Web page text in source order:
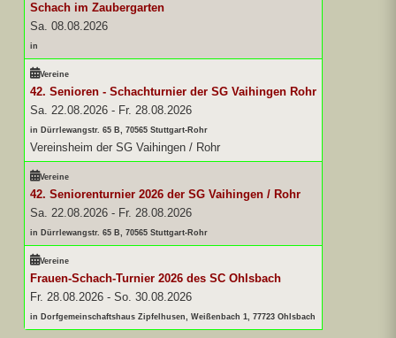
Schach im Zaubergarten
Sa. 08.08.2026
in
Vereine
42. Senioren - Schachturnier der SG Vaihingen Rohr
Sa. 22.08.2026 - Fr. 28.08.2026
in Dürrlewangstr. 65 B, 70565 Stuttgart-Rohr
Vereinsheim der SG Vaihingen / Rohr
Vereine
42. Seniorenturnier 2026 der SG Vaihingen / Rohr
Sa. 22.08.2026 - Fr. 28.08.2026
in Dürrlewangstr. 65 B, 70565 Stuttgart-Rohr
Vereine
Frauen-Schach-Turnier 2026 des SC Ohlsbach
Fr. 28.08.2026 - So. 30.08.2026
in Dorfgemeinschaftshaus Zipfelhusen, Weißenbach 1, 77723 Ohlsbach